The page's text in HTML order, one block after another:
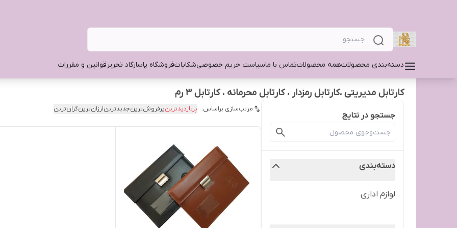
دسته‌بندی محصولاتهمه محصولاتتماس با ماسیاست حریم خصوصیشکایاتفروشگاه پاسارگاد تحریرقوانین و مقررات
کارتابل مدیریتی ،کارتابل رمزدار ، کارتابل محرمانه ، کارتابل ۳ رم
جستجو در نتایج
دسته‌بندی
لوازم اداری
مرتب‌سازی براساس: پربازدیدترینپرفروش‌ترینجدیدترینارزان‌ترینگران‌ترین